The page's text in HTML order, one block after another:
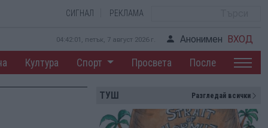
СИГНАЛ РЕКЛАМА
04:42:02, петък, 7 август 2026 г. Анонимен ВХОД
Култура Спорт Просвета После
ТУШ Разгледай всички